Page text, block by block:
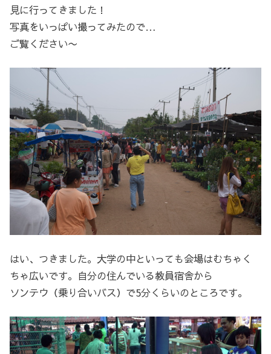
見に行ってきました！
写真をいっぱい撮ってみたので…
ご覧ください〜
はい、つきました。大学の中といっても会場はむちゃく
ちゃ広いです。自分の住んでいる教員宿舎から
ソンテウ（乗り合いバス）で5分くらいのところです。